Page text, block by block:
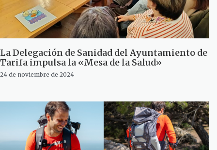
La Delegación de Sanidad del Ayuntamiento de
Tarifa impulsa la «Mesa de la Salud»
24 de noviembre de 2024